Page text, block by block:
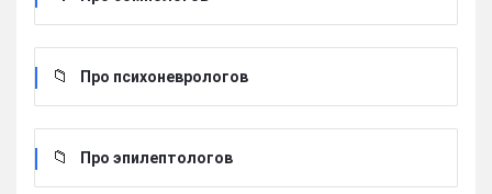
Про психоневрологов
Про эпилептологов